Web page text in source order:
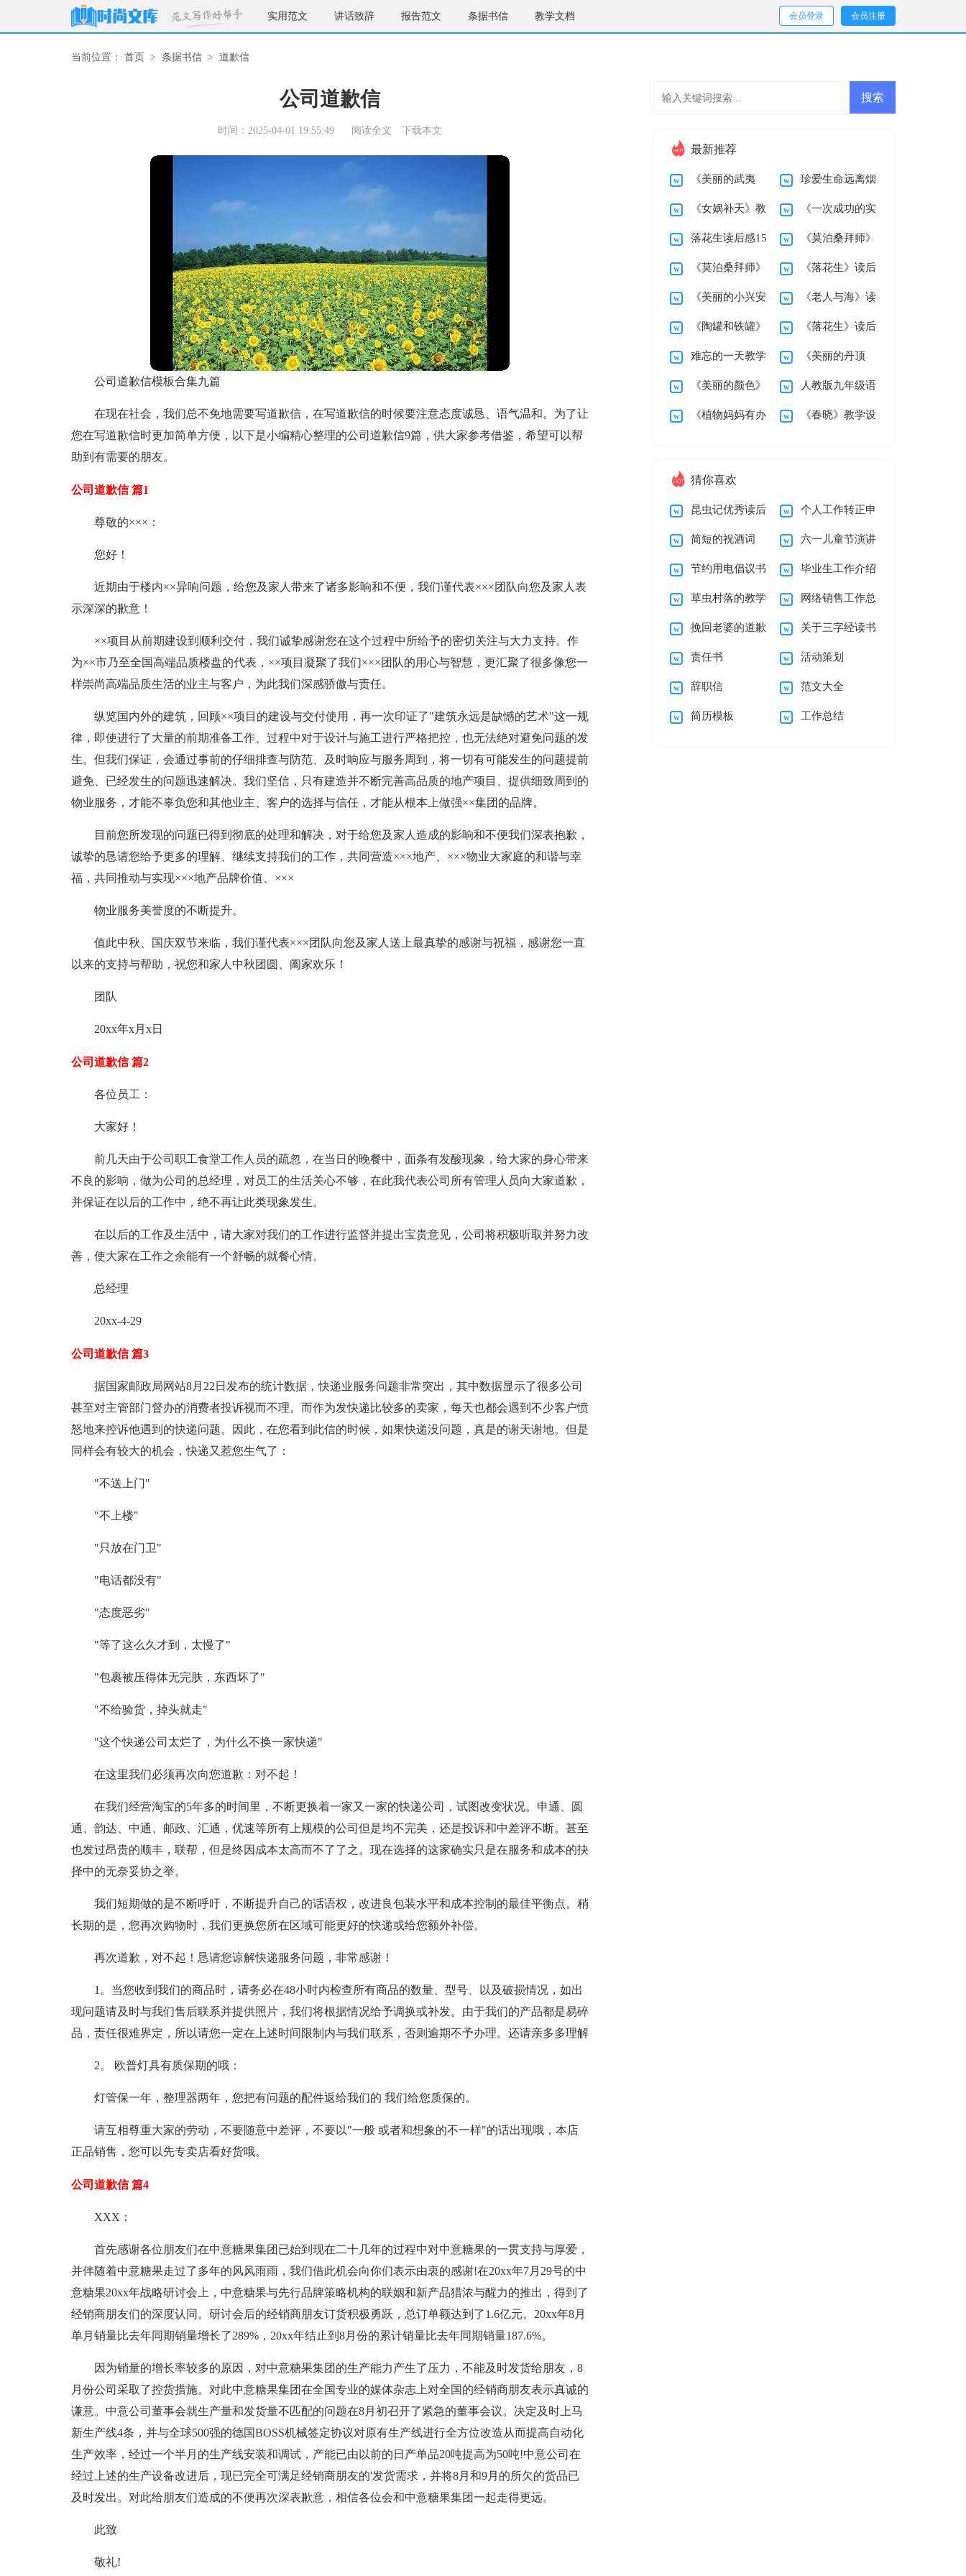
实用范文 讲话致辞 报告范文 条据书信 教学文档 会员登录 会员注册
当前位置： 首页 > 条据书信 > 道歉信
公司道歉信
时间：2025-04-01 19:55:49 阅读全文 下载本文
公司道歉信模板合集九篇
在现在社会，我们总不免地需要写道歉信，在写道歉信的时候要注意态度诚恳、语气温和。为了让
您在写道歉信时更加简单方便，以下是小编精心整理的公司道歉信9篇，供大家参考借鉴，希望可以帮
助到有需要的朋友。
公司道歉信 篇1
尊敬的×××：
您好！
近期由于楼内××异响问题，给您及家人带来了诸多影响和不便，我们谨代表×××团队向您及家人表
示深深的歉意！
××项目从前期建设到顺利交付，我们诚挚感谢您在这个过程中所给予的密切关注与大力支持。作
为××市乃至全国高端品质楼盘的代表，××项目凝聚了我们×××团队的用心与智慧，更汇聚了很多像您一
样崇尚高端品质生活的业主与客户，为此我们深感骄傲与责任。
纵览国内外的建筑，回顾××项目的建设与交付使用，再一次印证了"建筑永远是缺憾的艺术"这一规
律，即使进行了大量的前期准备工作、过程中对于设计与施工进行严格把控，也无法绝对避免问题的发
生。但我们保证，会通过事前的仔细排查与防范、及时响应与服务周到，将一切有可能发生的问题提前
避免、已经发生的问题迅速解决。我们坚信，只有建造并不断完善高品质的地产项目、提供细致周到的
物业服务，才能不辜负您和其他业主、客户的选择与信任，才能从根本上做强××集团的品牌。
目前您所发现的问题已得到彻底的处理和解决，对于给您及家人造成的影响和不便我们深表抱歉，
诚挚的恳请您给予更多的理解、继续支持我们的工作，共同营造×××地产、×××物业大家庭的和谐与幸
福，共同推动与实现×××地产品牌价值、×××
物业服务美誉度的不断提升。
值此中秋、国庆双节来临，我们谨代表×××团队向您及家人送上最真挚的感谢与祝福，感谢您一直
以来的支持与帮助，祝您和家人中秋团圆、阖家欢乐！
团队
20xx年x月x日
公司道歉信 篇2
各位员工：
大家好！
前几天由于公司职工食堂工作人员的疏忽，在当日的晚餐中，面条有发酸现象，给大家的身心带来
不良的影响，做为公司的总经理，对员工的生活关心不够，在此我代表公司所有管理人员向大家道歉，
并保证在以后的工作中，绝不再让此类现象发生。
在以后的工作及生活中，请大家对我们的工作进行监督并提出宝贵意见，公司将积极听取并努力改
善，使大家在工作之余能有一个舒畅的就餐心情。
总经理
20xx-4-29
公司道歉信 篇3
据国家邮政局网站8月22日发布的统计数据，快递业服务问题非常突出，其中数据显示了很多公司
甚至对主管部门督办的消费者投诉视而不理。而作为发快递比较多的卖家，每天也都会遇到不少客户愤
怒地来控诉他遇到的快递问题。因此，在您看到此信的时候，如果快递没问题，真是的谢天谢地。但是
同样会有较大的机会，快递又惹您生气了：
"不送上门"
"不上楼"
"只放在门卫"
"电话都没有"
"态度恶劣"
"等了这么久才到，太慢了"
"包裹被压得体无完肤，东西坏了"
"不给验货，掉头就走"
"这个快递公司太烂了，为什么不换一家快递"
在这里我们必须再次向您道歉：对不起！
在我们经营淘宝的5年多的时间里，不断更换着一家又一家的快递公司，试图改变状况。申通、圆
通、韵达、中通、邮政、汇通，优速等所有上规模的公司但是均不完美，还是投诉和中差评不断。甚至
也发过昂贵的顺丰，联帮，但是终因成本太高而不了了之。现在选择的这家确实只是在服务和成本的抉
择中的无奈妥协之举。
我们短期做的是不断呼吁，不断提升自己的话语权，改进良包装水平和成本控制的最佳平衡点。稍
长期的是，您再次购物时，我们更换您所在区域可能更好的快递或给您额外补偿。
再次道歉，对不起！恳请您谅解快递服务问题，非常感谢！
1。当您收到我们的商品时，请务必在48小时内检查所有商品的数量、型号、以及破损情况，如出
现问题请及时与我们售后联系并提供照片，我们将根据情况给予调换或补发。由于我们的产品都是易碎
品，责任很难界定，所以请您一定在上述时间限制内与我们联系，否则逾期不予办理。还请亲多多理解
2。 欧普灯具有质保期的哦：
灯管保一年，整理器两年，您把有问题的配件返给我们的 我们给您质保的。
请互相尊重大家的劳动，不要随意中差评，不要以"一般 或者和想象的不一样"的话出现哦，本店
正品销售，您可以先专卖店看好货哦。
公司道歉信 篇4
XXX：
首先感谢各位朋友们在中意糖果集团已始到现在二十几年的过程中对中意糖果的一贯支持与厚爱，
并伴随着中意糖果走过了多年的风风雨雨，我们借此机会向你们表示由衷的感谢!在20xx年7月29号的中
意糖果20xx年战略研讨会上，中意糖果与先行品牌策略机构的联姻和新产品猎浓与醒力的推出，得到了
经销商朋友们的深度认同。研讨会后的经销商朋友订货积极勇跃，总订单额达到了1.6亿元。20xx年8月
单月销量比去年同期销量增长了289%，20xx年结止到8月份的累计销量比去年同期销量187.6%。
因为销量的增长率较多的原因，对中意糖果集团的生产能力产生了压力，不能及时发货给朋友，8
月份公司采取了控货措施。对此中意糖果集团在全国专业的媒体杂志上对全国的经销商朋友表示真诚的
谦意。中意公司董事会就生产量和发货量不匹配的问题在8月初召开了紧急的董事会议。决定及时上马
新生产线4条，并与全球500强的德国BOSS机械签定协议对原有生产线进行全方位改造从而提高自动化
生产效率，经过一个半月的生产线安装和调试，产能已由以前的日产单品20吨提高为50吨!中意公司在
经过上述的生产设备改进后，现已完全可满足经销商朋友的'发货需求，并将8月和9月的所欠的货品已
及时发出。对此给朋友们造成的不便再次深表歉意，相信各位会和中意糖果集团一起走得更远。
此致
敬礼!
最新推荐
《美丽的武夷
山》教学设计
珍爱生命远离烟
草演讲稿
《女娲补天》教
学设计
《一次成功的实
验》教学设计
落花生读后感15
篇
《莫泊桑拜师》
教学设计
《莫泊桑拜师》
教学反思
《落花生》读后
感15篇
《美丽的小兴安
岭》第二课时教学设
计
《老人与海》读
后感200字
《陶罐和铁罐》
教学设计15篇
《落花生》读后
感
难忘的一天教学
设计
《美丽的丹顶
鹤》教学设计
《美丽的颜色》
教学设计
人教版九年级语
文上册《雨说》教学
《植物妈妈有办 《春晓》教学设
猜你喜欢
昆虫记优秀读后
感
个人工作转正申
请书
简短的祝酒词 六一儿童节演讲
稿汇编15篇
节约用电倡议书
(精选15篇)
毕业生工作介绍
信15篇
草虫村落的教学
反思15篇
网络销售工作总
结15篇
挽回老婆的道歉
信
关于三字经读书
心得
责任书 活动策划
辞职信 范文大全
简历模板 工作总结